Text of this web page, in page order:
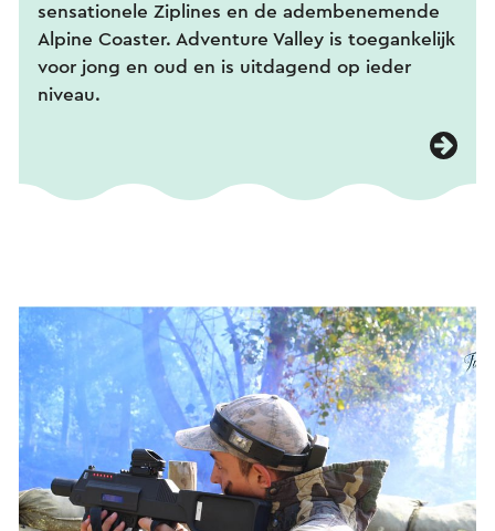
sensationele Ziplines en de adembenemende
Alpine Coaster. Adventure Valley is toegankelijk
voor jong en oud en is uitdagend op ieder
niveau.